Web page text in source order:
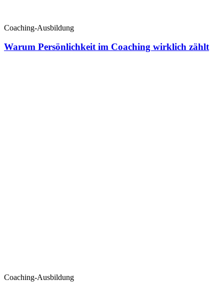
Coaching-Ausbildung
Warum Persönlichkeit im Coaching wirklich zählt
Coaching-Ausbildung